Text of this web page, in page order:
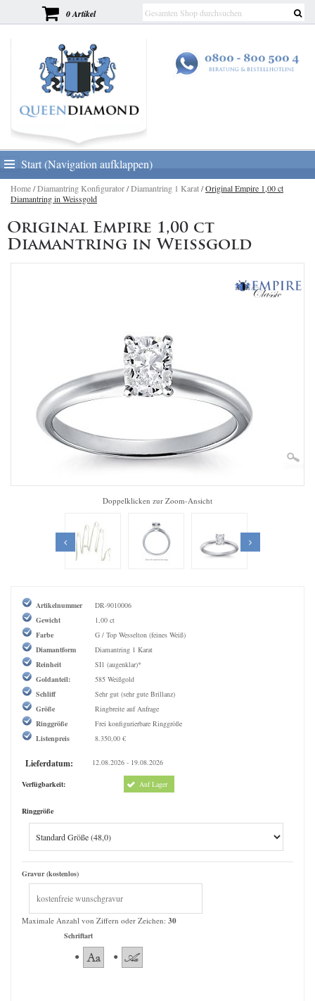
0 Artikel
Start (Navigation aufklappen)
Home/Diamantring Konfigurator/Diamantring 1 Karat/Original Empire 1,00 ct
Diamantring in Weissgold
Original Empire 1,00 ct
Diamantring in Weissgold
Zoom
Doppelklicken zur Zoom-Ansicht
Artikelnummer
DR-9010006
Gewicht
1,00 ct
Farbe
G / Top Wesselton (feines Weiß)
Diamantform
Diamantring 1 Karat
Reinheit
SI1 (augenklar)*
Goldanteil:
585 Weißgold
Schliff
Sehr gut (sehr gute Brillanz)
Größe
Ringbreite auf Anfrage
Ringgröße
Frei konfigurierbare Ringgröße
Listenpreis
8.350,00 €
Lieferdatum: 12.08.2026 - 19.08.2026
Verfügbarkeit: Auf Lager
Ringgröße
Gravur (kostenlos)
Maximale Anzahl von Ziffern oder Zeichen: 30
Schriftart